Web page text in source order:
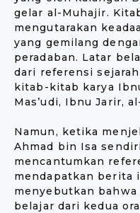
gelar al-Muhajir.
mengutarakan
yang gemilang
peradaban. Latar
dari referensi
kitab-kitab karya
Mas’udi, Ibnu Jarir,
Namun, ketika
Ahmad bin Isa
mencantumkan
mendapatkan berita
menyebutkan
belajar dari kedua